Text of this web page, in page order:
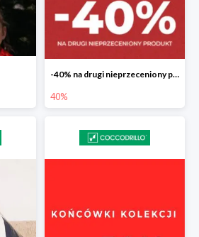
-40% na drugi nieprzeceniony produkt
40%